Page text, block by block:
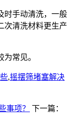
手动清洗，一般
次清洗材料更生产
常见。
,摇摆筛堵塞解决
事项？
下一篇：